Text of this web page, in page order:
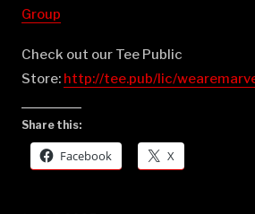
Group⁠⁠⁠⁠⁠⁠⁠⁠⁠⁠⁠⁠⁠⁠⁠⁠⁠⁠⁠⁠⁠⁠⁠⁠⁠⁠⁠⁠⁠⁠⁠⁠⁠⁠⁠⁠⁠⁠⁠⁠⁠⁠⁠⁠⁠⁠⁠⁠⁠⁠
Check out our Tee Public
Store: ⁠⁠⁠⁠⁠⁠⁠⁠⁠⁠⁠⁠⁠⁠⁠⁠⁠⁠⁠⁠⁠⁠⁠⁠⁠⁠⁠⁠⁠⁠⁠⁠⁠⁠⁠⁠⁠⁠⁠⁠⁠⁠⁠⁠⁠⁠⁠⁠⁠⁠http://tee.pub/lic/
Share this:
Facebook X